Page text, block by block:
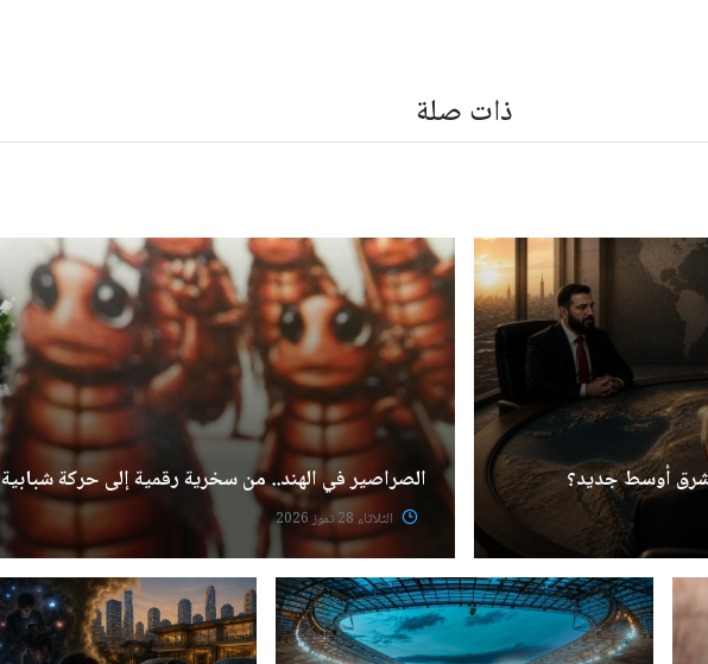
ذات صلة
شرق أوسط جديد؟ الصراصير في الهند.. من سخرية رقمية إلى حركة شبابية
الثلاثاء 28 تموز 2026